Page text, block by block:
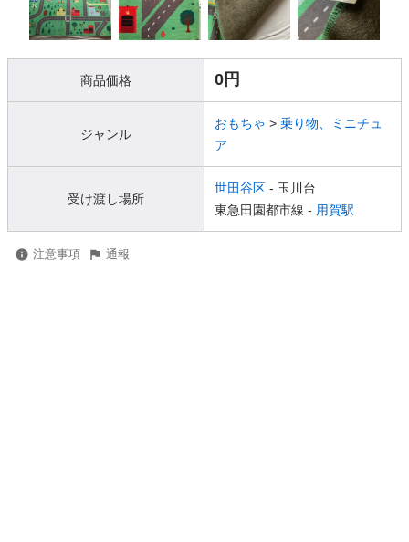
商品価格 0円
ジャンル
おもちゃ > 乗り物、ミニチュ
ア
受け渡し場所
世田谷区 - 玉川台
東急田園都市線 - 用賀駅
注意事項 通報